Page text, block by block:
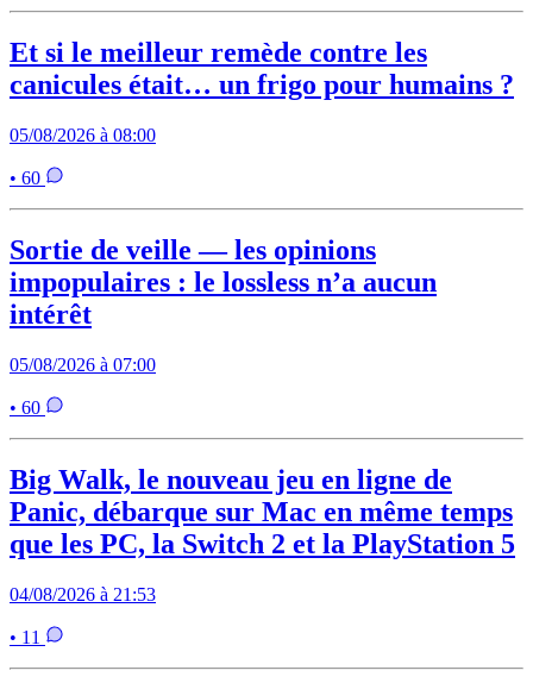
Et si le meilleur remède contre les
canicules était… un frigo pour humains ?
05/08/2026 à 08:00
• 60
Sortie de veille — les opinions
impopulaires : le lossless n’a aucun
intérêt
05/08/2026 à 07:00
• 60
Big Walk, le nouveau jeu en ligne de
Panic, débarque sur Mac en même temps
que les PC, la Switch 2 et la PlayStation 5
04/08/2026 à 21:53
• 11